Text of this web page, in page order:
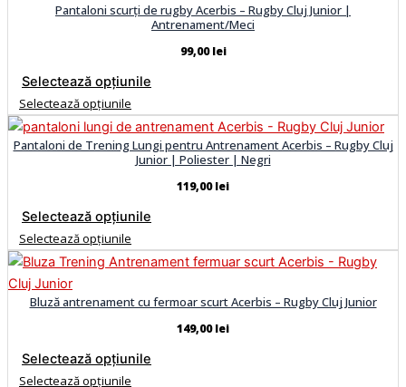
Pantaloni scurți de rugby Acerbis – Rugby Cluj Junior |
Antrenament/Meci
99,00lei
Selectează opțiunile
Selectează opțiunile
Pantaloni de Trening Lungi pentru Antrenament Acerbis – Rugby Cluj
Junior | Poliester | Negri
119,00lei
Selectează opțiunile
Selectează opțiunile
Bluză antrenament cu fermoar scurt Acerbis – Rugby Cluj Junior
149,00lei
Selectează opțiunile
Selectează opțiunile